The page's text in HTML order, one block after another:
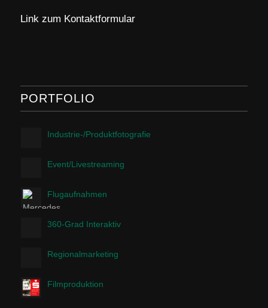
Link zum Kontaktformular
PORTFOLIO
Industrie-/Produktfotografie
Event/Livestreaming
Flugaufnahmen
360-Grad Interaktiv
Regionalmarketing
Filmproduktion